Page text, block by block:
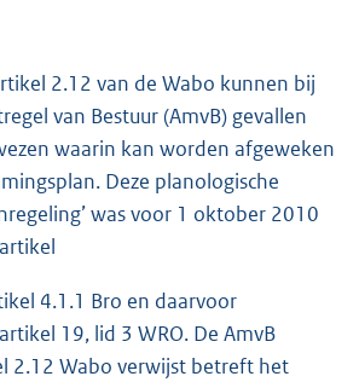
2.12 van de Wabo kunnen bij
van Bestuur (AmvB) gevallen
waarin kan worden afgeweken
Deze planologische
was voor 1 oktober 2010
4.1.1 Bro en daarvoor
19, lid 3 WRO. De AmvB
2.12 Wabo verwijst betreft het